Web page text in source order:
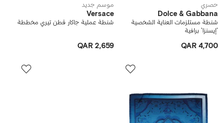
حصري
Dolce & Gabbana
شنطة مستلزمات العناية الشخصية
'إيسنزا' برافية
QAR 4,700
موسم جديد
Versace
شنطة عملية جاكار قطن تيري مخططة
QAR 2,659